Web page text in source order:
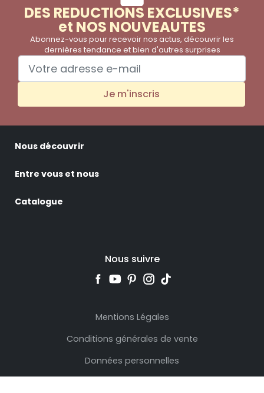
DES REDUCTIONS EXCLUSIVES*
et NOS NOUVEAUTES
Abonnez-vous pour recevoir nos actus, découvrir les
dernières tendance et bien d'autres surprises
Je m'inscris
Nous découvrir
Entre vous et nous
Catalogue
Nous suivre
Mentions Légales
Conditions générales de vente
Données personnelles